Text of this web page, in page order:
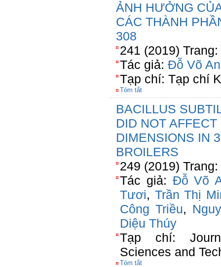
ẢNH HƯỞNG
CÁC THÀNH
308
241 (2019)
Tác giả: Đỗ Võ
Tạp chí: Tạp chí
Tóm tắt
BACILLUS
DID NOT
DIMENSIONS IN
BROILERS
249 (2019)
Tác giả: Đỗ Võ
Tươi, Trần Thị
Công Triều,
Diệu Thúy
Tạp chí:
Sciences and
Tóm tắt